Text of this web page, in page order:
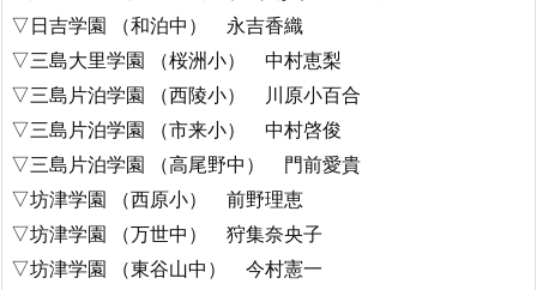
▽日吉学園 （和泊中） 永吉香織
▽三島大里学園 （桜洲小） 中村恵梨
▽三島片泊学園 （西陵小） 川原小百合
▽三島片泊学園 （市来小） 中村啓俊
▽三島片泊学園 （高尾野中） 門前愛貴
▽坊津学園 （西原小） 前野理恵
▽坊津学園 （万世中） 狩集奈央子
▽坊津学園 （東谷山中） 今村憲一